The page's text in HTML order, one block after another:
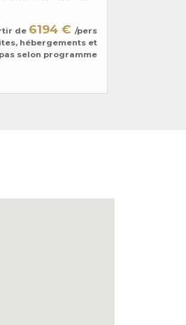
émotions et
de 6194 € /pers
hébergements et
selon programme